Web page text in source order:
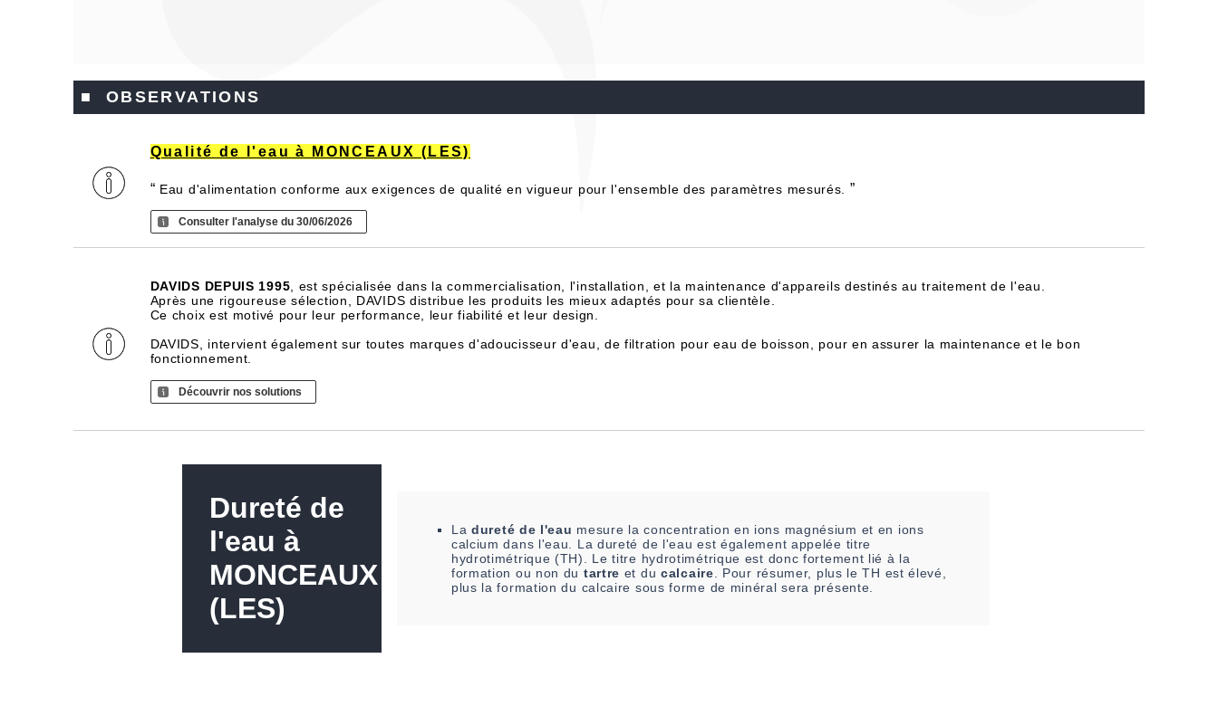
■ OBSERVATIONS
Qualité de l'eau à MONCEAUX (LES)
“ Eau d'alimentation conforme aux exigences de qualité en vigueur pour l'ensemble des paramètres mesurés. ”
Consulter l'analyse du 30/06/2026
DAVIDS DEPUIS 1995 , est spécialisée dans la commercialisation, l'installation, et la maintenance d'appareils destinés au traitement de l'eau.
Après une rigoureuse sélection, DAVIDS distribue les produits les mieux adaptés pour sa clientèle.
Ce choix est motivé pour leur performance, leur fiabilité et leur design.
DAVIDS, intervient également sur toutes marques d'adoucisseur d'eau, de filtration pour eau de boisson, pour en assurer la maintenance et le bon
fonctionnement.
Découvrir nos solutions
Dureté de
l'eau à
MONCEAUX
(LES)
La dureté de l'eau mesure la concentration en ions magnésium et en ions
calcium dans l'eau. La dureté de l'eau est également appelée titre
hydrotimétrique (TH). Le titre hydrotimétrique est donc fortement lié à la
formation ou non du tartre et du calcaire. Pour résumer, plus le TH est élevé,
plus la formation du calcaire sous forme de minéral sera présente.